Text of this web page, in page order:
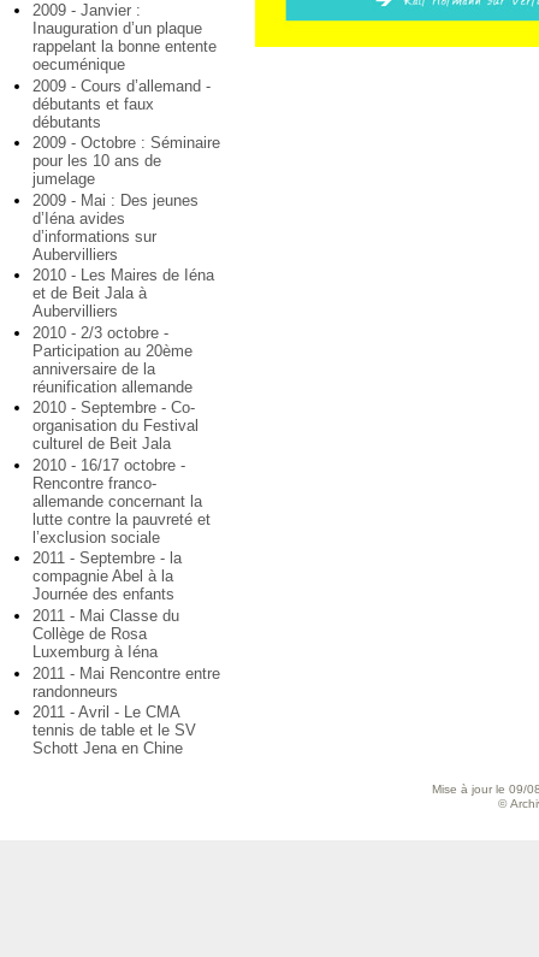
2009 - Janvier :
Inauguration d’un plaque
rappelant la bonne entente
oecuménique
2009 - Cours d’allemand -
débutants et faux
débutants
2009 - Octobre : Séminaire
pour les 10 ans de
jumelage
2009 - Mai : Des jeunes
d’Iéna avides
d’informations sur
Aubervilliers
2010 - Les Maires de Iéna
et de Beit Jala à
Aubervilliers
2010 - 2/3 octobre -
Participation au 20ème
anniversaire de la
réunification allemande
2010 - Septembre - Co-
organisation du Festival
culturel de Beit Jala
2010 - 16/17 octobre -
Rencontre franco-
allemande concernant la
lutte contre la pauvreté et
l’exclusion sociale
2011 - Septembre - la
compagnie Abel à la
Journée des enfants
2011 - Mai Classe du
Collège de Rosa
Luxemburg à Iéna
2011 - Mai Rencontre entre
randonneurs
2011 - Avril - Le CMA
tennis de table et le SV
Schott Jena en Chine
Mise à jour le 09/
©